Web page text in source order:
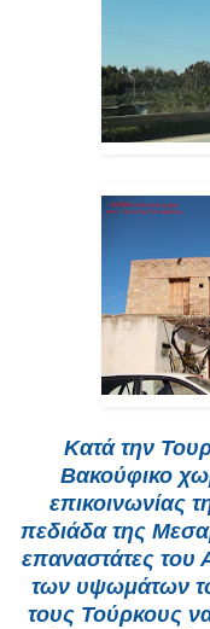
Κατά την
Βακούφικο
επικοινωνίας
πεδιάδα της
επαναστάτες του
των υψωμάτων
τους Τούρκους